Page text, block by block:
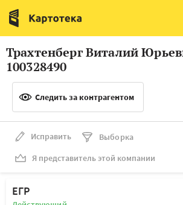
Италия
Люксембург
Литва
Латвия
Словения
Франция
Швеция
Мальта
Трахтенберг Виталий
100328490
Следить за контрагентом
Исправить
Выборка
Я представитель этой компании
ЕГР